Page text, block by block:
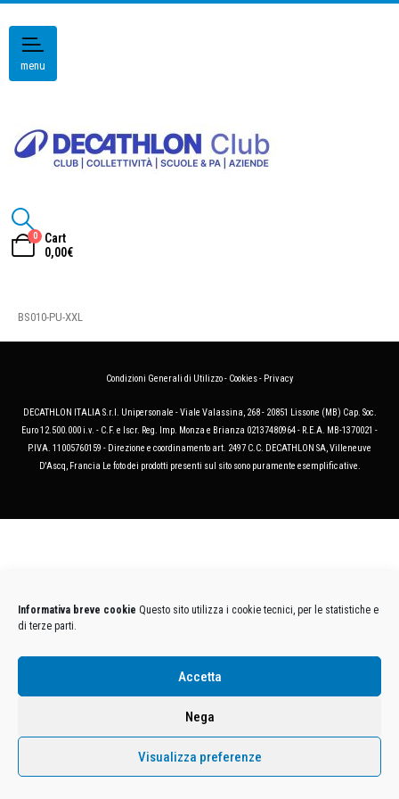
Informativa breve cookie Questo sito utilizza i cookie tecnici, per le statistiche e
di terze parti.
Accetta
Nega
Visualizza preferenze
menu
0
Cart
0,00€
BS010-PU-XXL
Condizioni Generali di Utilizzo- Cookies- Privacy
DECATHLON ITALIA S.r.l. Unipersonale - Viale Valassina, 268 - 20851 Lissone (MB) Cap. Soc.
Euro 12.500.000 i.v. - C.F. e Iscr. Reg. Imp. Monza e Brianza 02137480964 - R.E.A. MB-1370021 -
P.IVA. 11005760159 - Direzione e coordinamento art. 2497 C.C. DECATHLON SA, Villeneuve
D'Ascq, Francia Le foto dei prodotti presenti sul sito sono puramente esemplificative.